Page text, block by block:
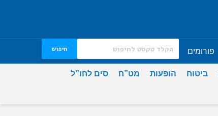
פורומים חיפוש
ביטוח הופעות מט”ח סים לחו”ל